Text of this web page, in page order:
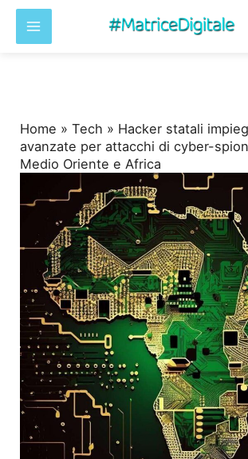
Home »Tech » Hacker statali
avanzate per attacchi di cyber-
Medio Oriente e Africa